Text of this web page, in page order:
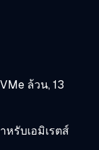
ล้วน, 13
หรับเอมิเรตส์